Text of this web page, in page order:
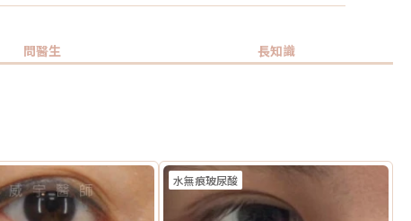
問醫生 長知識
水無痕玻尿酸